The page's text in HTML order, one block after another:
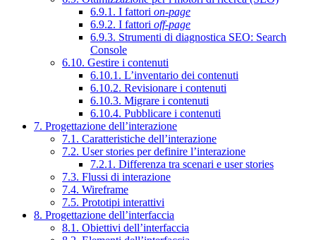
6.9.1. I fattori on-page
6.9.2. I fattori off-page
6.9.3. Strumenti di diagnostica SEO: Search
Console
6.10. Gestire i contenuti
6.10.1. L’inventario dei contenuti
6.10.2. Revisionare i contenuti
6.10.3. Migrare i contenuti
6.10.4. Pubblicare i contenuti
7. Progettazione dell’interazione
7.1. Caratteristiche dell’interazione
7.2. User stories per definire l’interazione
7.2.1. Differenza tra scenari e user stories
7.3. Flussi di interazione
7.4. Wireframe
7.5. Prototipi interattivi
8. Progettazione dell’interfaccia
8.1. Obiettivi dell’interfaccia